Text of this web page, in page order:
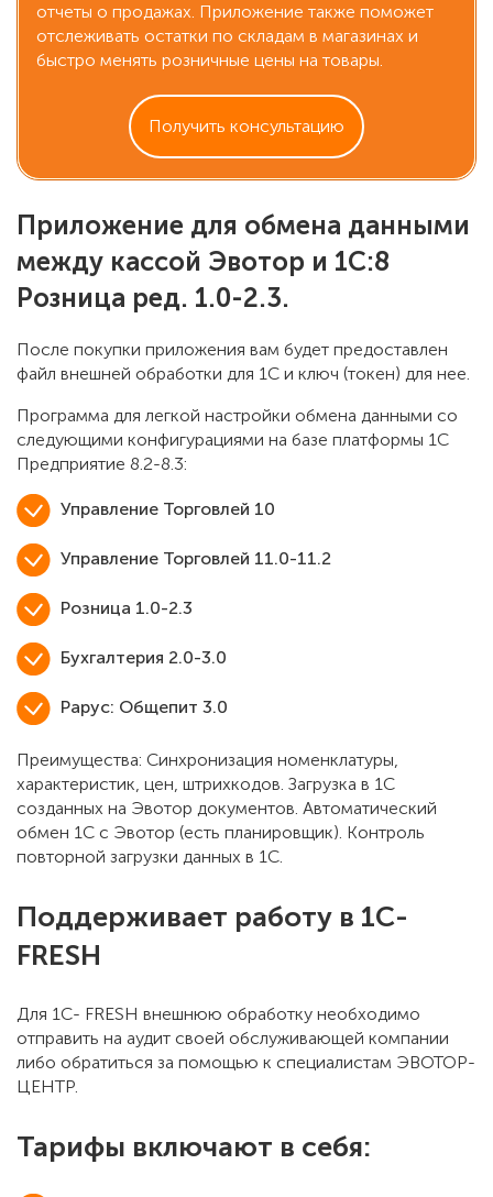
отчеты о продажах. Приложение также поможет
отслеживать остатки по складам в магазинах и
быстро менять розничные цены на товары.
Получить консультацию
Приложение для обмена данными
между кассой Эвотор и 1С:8
Розница ред. 1.0-2.3.
После покупки приложения вам будет предоставлен
файл внешней обработки для 1С и ключ (токен) для нее.
Программа для легкой настройки обмена данными со
следующими конфигурациями на базе платформы 1С
Предприятие 8.2-8.3:
Управление Торговлей 10
Управление Торговлей 11.0-11.2
Розница 1.0-2.3
Бухгалтерия 2.0-3.0
Рарус: Общепит 3.0
Преимущества: Синхронизация номенклатуры,
характеристик, цен, штрихкодов. Загрузка в 1С
созданных на Эвотор документов. Автоматический
обмен 1С с Эвотор (есть планировщик). Контроль
повторной загрузки данных в 1С.
Поддерживает работу в 1C-
FRESH
Для 1С- FRESH внешнюю обработку необходимо
отправить на аудит своей обслуживающей компании
либо обратиться за помощью к специалистам ЭВОТОР-
ЦЕНТР.
Тарифы включают в себя: